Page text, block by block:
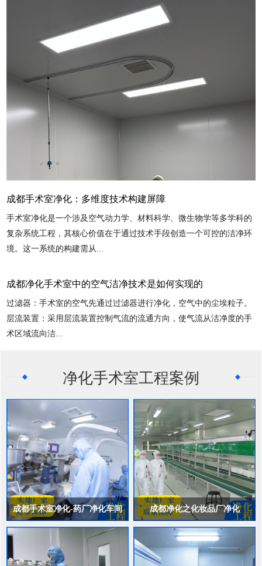
争，使我们锐意进取。我们将以追求好、永无止境的精神
来迎接新挑战，创造新业绩，力争为实现人类设备现代化
作贡献。山东爱德净化工程股份有限公司提供手术室净
化，净化手术室，洁净层流手术室等产品，欢迎大家前来
咨询选购。
成都手术室净化：多维度技术构建屏障
手术室净化是一个涉及空气动力学、材料科学、微生物学等多学科的
复杂系统工程，其核心价值在于通过技术手段创造一个可控的洁净环
境。这一系统的构建需从...
成都净化手术室中的空气洁净技术是如何实现的
过滤器：手术室的空气先通过过滤器进行净化，空气中的尘埃粒子。
层流装置：采用层流装置控制气流的流通方向，使气流从洁净度的手
术区域流向洁...
净化手术室工程案例
成都手术室净化-药厂净化车间
爱心铸产品 尽心为客户
咨询电话：15863396666
成都净化之化妆品厂净化
爱心铸产品 尽心为客户
咨询电话：15863396666